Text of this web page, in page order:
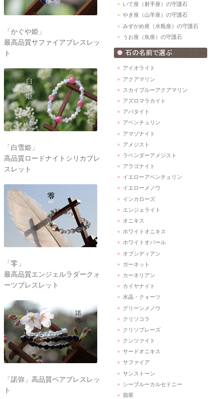
「かぐや姫」
最高品質サファイアブレスレッ
ト
「白雪姫」
高品質ロードナイトシリカブレ
スレット
「零」
最高品質エンジェルラダークォ
ーツブレスレット
「諾弥」高品質ペアブレスレッ
ト
いて座（射手座）の守護石
やぎ座（山羊座）の守護石
みずがめ座（水瓶座）の守護石
うお座（魚座）の守護石
アイオライト
アクアマリン
スカイブルーアクアマリン
アズロマラカイト
アパタイト
アベンチュリン
アマゾナイト
アメジスト
ラベンダーアメジスト
アラゴナイト
イエローアベンチュリン
イエローメノウ
インカローズ
エンジェライト
オニキス
ホワイトオニキス
ホワイトオパール
オブシディアン
ガーネット
カーネリアン
カイヤナイト
水晶・クォーツ
グリーンメノウ
クリソコラ
クリソプレーズ
クンツァイト
サードオニキス
サファイア
サンストーン
シーブルーカルセドニー
翡翠